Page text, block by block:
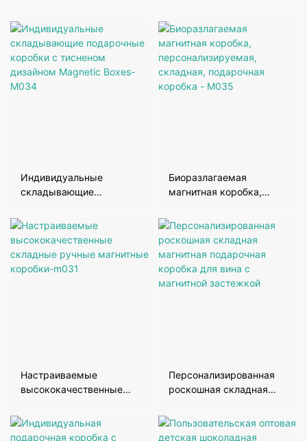
Индивидуальные
складывающие
тисненом дизайном
Magnetic Boxes-M034
Биоразлагаемая
магнитная коробка,
складная, подарочная
коробка - M035
Настраиваемые
высококачественные
магнитные коробки-
m031
Персонализированная
роскошная складная
коробка для вина с